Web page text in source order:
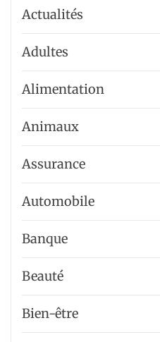
Actualités
Adultes
Alimentation
Animaux
Assurance
Automobile
Banque
Beauté
Bien-être